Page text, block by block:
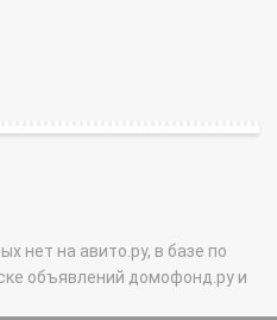
нет на авито.ру, в базе по
объявлений домофонд.ру и